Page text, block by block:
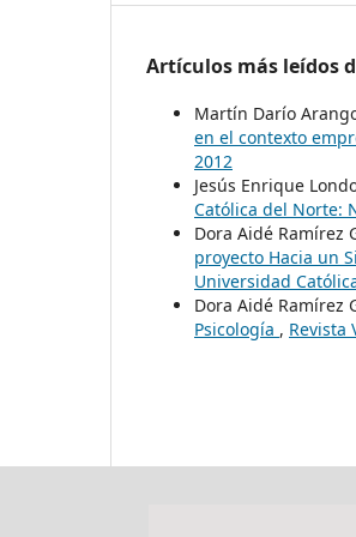
Artículos más leídos
Martín Darío
en el contexto
2012
Jesús Enrique
Católica del Norte:
Dora Aidé Ramírez
proyecto Hacia un
Universidad
Dora Aidé Ramírez
Psicología , Revista